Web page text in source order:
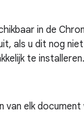
in de
als u dit nog
te installeren.
van elk